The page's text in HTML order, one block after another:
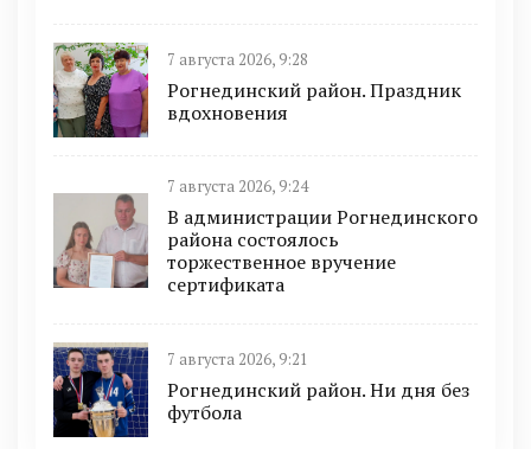
7 августа 2026, 9:28
Рогнединский район. Праздник
вдохновения
7 августа 2026, 9:24
В администрации Рогнединского
района состоялось
торжественное вручение
сертификата
7 августа 2026, 9:21
Рогнединский район. Ни дня без
футбола